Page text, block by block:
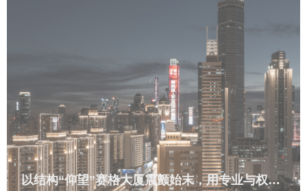
以结构“仰望”赛格大厦震颤始末，用专业与权威产生“共鸣